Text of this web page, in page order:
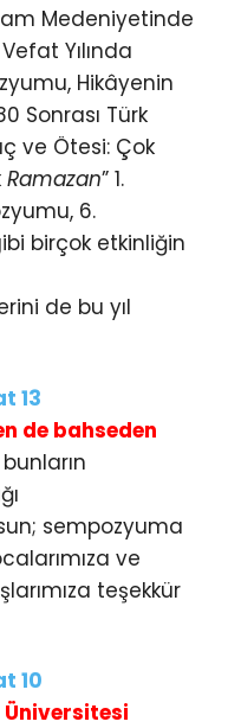
Medeniyetinde
Yılında
Hikâyenin
Sonrası Türk
ve Ötesi: Çok
Ramazan” 1.
6.
birçok etkinliğin
de bu yıl
de bahseden
sempozyuma
ve
teşekkür
Üniversitesi